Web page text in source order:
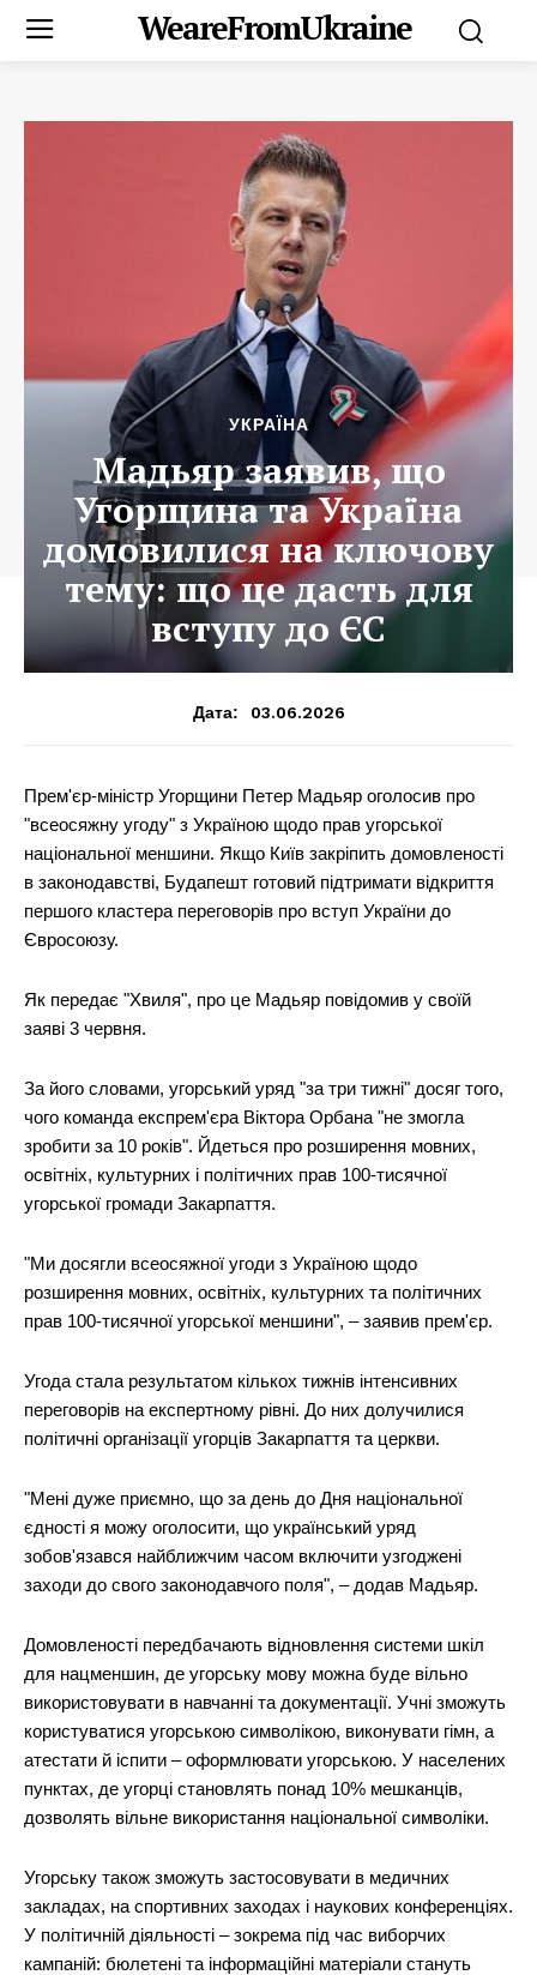
WeareFromUkraine
УКРАЇНА
Мадьяр заявив, що
Угорщина та Україна
домовилися на ключову
тему: що це дасть для
вступу до ЄС
Дата: 03.06.2026
Прем'єр-міністр Угорщини Петер Мадьяр оголосив про
"всеосяжну угоду" з Україною щодо прав угорської
національної меншини. Якщо Київ закріпить домовленості
в законодавстві, Будапешт готовий підтримати відкриття
першого кластера переговорів про вступ України до
Євросоюзу.
Як передає "Хвиля", про це Мадьяр повідомив у своїй
заяві 3 червня.
За його словами, угорський уряд "за три тижні" досяг того,
чого команда експрем'єра Віктора Орбана "не змогла
зробити за 10 років". Йдеться про розширення мовних,
освітніх, культурних і політичних прав 100-тисячної
угорської громади Закарпаття.
"Ми досягли всеосяжної угоди з Україною щодо
розширення мовних, освітніх, культурних та політичних
прав 100-тисячної угорської меншини", – заявив прем'єр.
Угода стала результатом кількох тижнів інтенсивних
переговорів на експертному рівні. До них долучилися
політичні організації угорців Закарпаття та церкви.
"Мені дуже приємно, що за день до Дня національної
єдності я можу оголосити, що український уряд
зобов'язався найближчим часом включити узгоджені
заходи до свого законодавчого поля", – додав Мадьяр.
Домовленості передбачають відновлення системи шкіл
для нацменшин, де угорську мову можна буде вільно
використовувати в навчанні та документації. Учні зможуть
користуватися угорською символікою, виконувати гімн, а
атестати й іспити – оформлювати угорською. У населених
пунктах, де угорці становлять понад 10% мешканців,
дозволять вільне використання національної символіки.
Угорську також зможуть застосовувати в медичних
закладах, на спортивних заходах і наукових конференціях.
У політичній діяльності – зокрема під час виборчих
кампаній: бюлетені та інформаційні матеріали стануть